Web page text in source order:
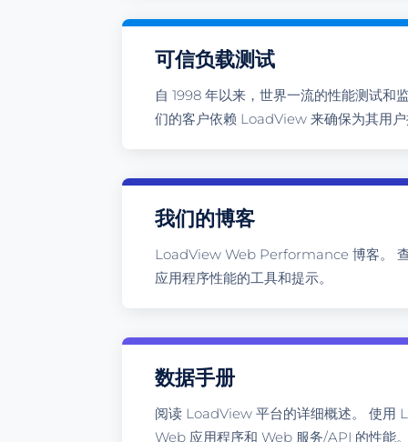
可信负载测试
自 1998 年以来，世界一流的性能测试和
们的客户依赖 LoadView 来确保为其用
我们的博客
LoadView Web Performance 博客。
应用程序性能的工具和提示。
数据手册
阅读 LoadView 平台的详细概述。 使用
Web 应用程序和 Web 服务/API 的性能